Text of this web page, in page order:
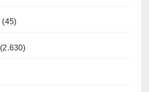
(45)
(2.630)